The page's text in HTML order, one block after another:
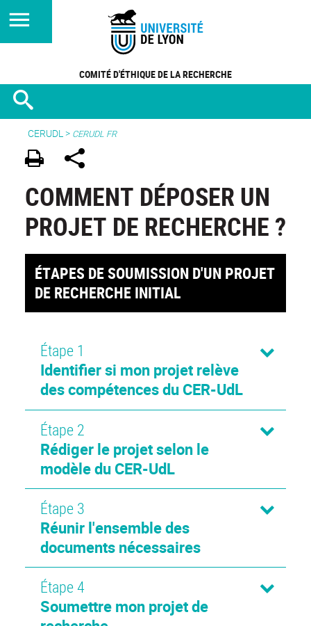
COMITÉ D'ÉTHIQUE DE LA RECHERCHE
CERUDL> CERUDL FR
COMMENT DÉPOSER UN
PROJET DE RECHERCHE ?
ÉTAPES DE SOUMISSION D'UN PROJET
DE RECHERCHE INITIAL
Étape 1
Identifier si mon projet relève
des compétences du CER-UdL
Étape 2
Rédiger le projet selon le
modèle du CER-UdL
Étape 3
Réunir l'ensemble des
documents nécessaires
Étape 4
Soumettre mon projet de